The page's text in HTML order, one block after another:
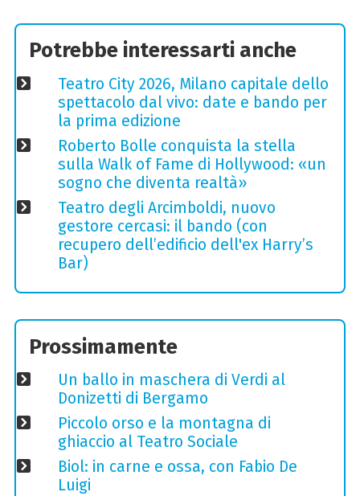
Potrebbe interessarti anche
Teatro City 2026, Milano capitale dello
spettacolo dal vivo: date e bando per
la prima edizione
Roberto Bolle conquista la stella
sulla Walk of Fame di Hollywood: «un
sogno che diventa realtà»
Teatro degli Arcimboldi, nuovo
gestore cercasi: il bando (con
recupero dell’edificio dell'ex Harry’s
Bar)
Prossimamente
Un ballo in maschera di Verdi al
Donizetti di Bergamo
Piccolo orso e la montagna di
ghiaccio al Teatro Sociale
Biol: in carne e ossa, con Fabio De
Luigi